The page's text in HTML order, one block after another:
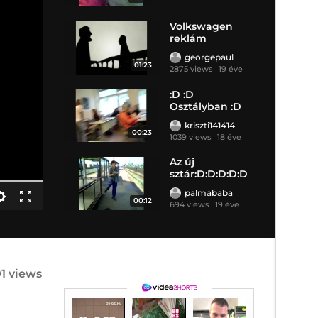
01:23
Volkswagen
reklám
georgepaul
2875 views 19 éve
00:23
:D :D
Osztályban :D
kriszti141414
1039 views 18 éve
00:12
Az új
sztár:D:D:D:D:D
palmababa
694 views 19 éve
views